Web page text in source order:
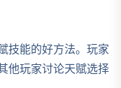
技能的好方法。玩家
他玩家讨论天赋选择